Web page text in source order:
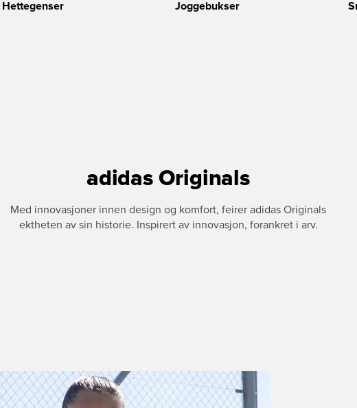
Hettegenser Joggebukser
adidas Originals
Med innovasjoner innen design og komfort, feirer adidas Originals
ektheten av sin historie. Inspirert av innovasjon, forankret i arv.